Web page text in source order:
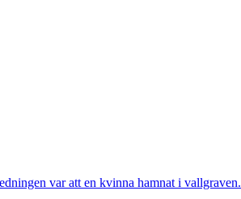
var att en kvinna hamnat i vallgraven.